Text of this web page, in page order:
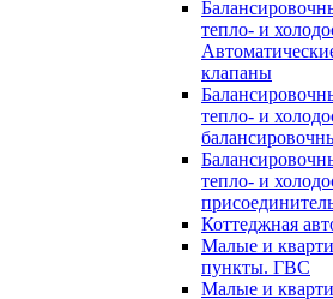
тепло- и
клапаны
тепло- и
тепло- и
Коттеджная
Малые и
пункты. ГВС
Малые и